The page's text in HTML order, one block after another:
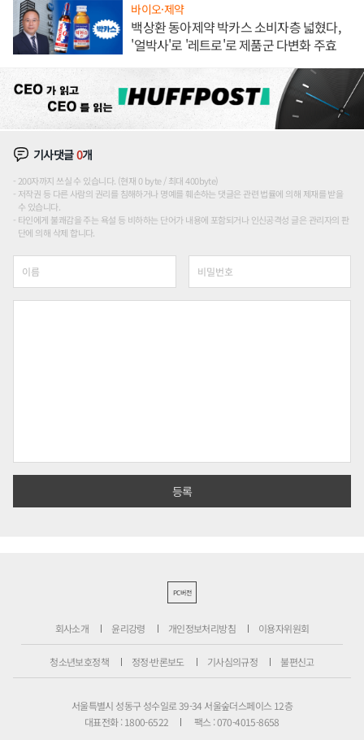
바이오·제약
백상환 동아제약 박카스 소비자층 넓혔다,
'얼박사'로 '레트로'로 제품군 다변화 주효
기사댓글0개
200자까지 쓰실 수 있습니다. (현재 0 byte / 최대 400byte)
저작권 등 다른 사람의 권리를 침해하거나 명예를 훼손하는 댓글은 관련 법률에 의해 제재를 받을
수 있습니다.
타인에게 불쾌감을 주는 욕설 등 비하하는 단어가 내용에 포함되거나 인신공격성 글은 관리자의 판
단에 의해 삭제 합니다.
PC버전
회사소개 윤리강령 개인정보처리방침 이용자위원회
청소년보호정책 정정·반론보도 기사심의규정 불편신고
서울특별시 성동구 성수일로 39-34 서울숲더스페이스 12층
대표전화 : 1800-6522
팩스 : 070-4015-8658